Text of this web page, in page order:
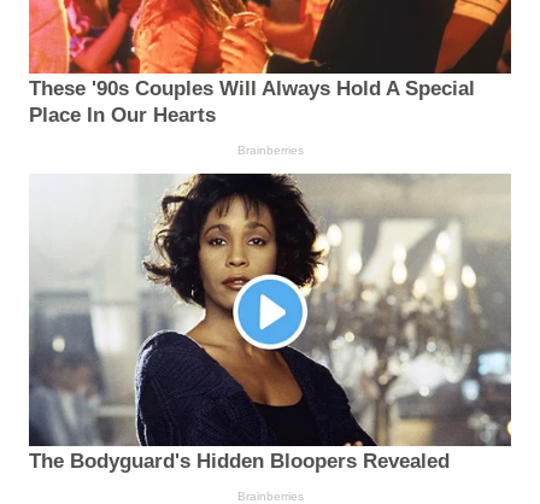
These '90s Couples Will Always Hold A Special
Place In Our Hearts
Brainberries
The Bodyguard's Hidden Bloopers Revealed
Brainberries